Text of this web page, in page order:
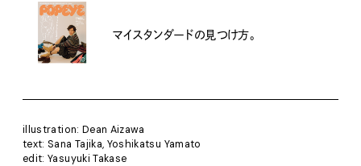
マイスタンダードの見つけ方。
illustration: Dean Aizawa
text: Sana Tajika, Yoshikatsu Yamato
edit: Yasuyuki Takase